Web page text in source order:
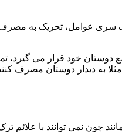
سری عوامل، تحریک به
خود قرار می گیرد،
به دیدار دوستان مصرف
چون نمی توانند با علائم